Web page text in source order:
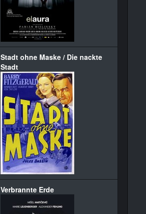
Stadt ohne Maske / Die nackte
Stadt
Verbrannte Erde